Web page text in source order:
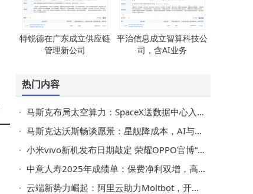
特锐德在广东成立供应链
管理新公司
平治信息成立智算科技公
司，含AI业务
热门内容
马斯克布局太空算力：SpaceX送数据中心入轨 特斯拉储能助力太阳能运行
马斯克达沃斯畅谈愿景：星舰降成本，AI与机器人未来可期
小米vivo新机发布日期敲定 荣耀OPPO官博“隐身”或藏大招
中意人寿2025年成绩单：保费净利双增，高管变动与关联交易引关注
云端新势力崛起：阿里云助力Moltbot，开启AI Agent规模化普及新篇章